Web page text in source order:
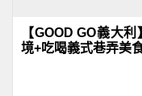
【GOOD GO義大
境+吃喝義式巷弄美